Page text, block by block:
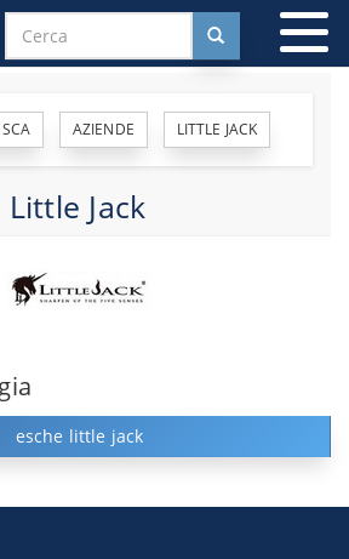
AZIENDE LITTLE JACK
Little Jack
esche little jack